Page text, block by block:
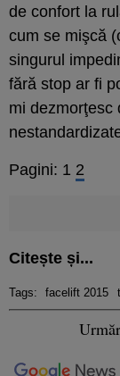
de confort la
cum se mişcă
singurul
fără stop ar fi
mi dezmorţesc
Pagini: 1 2
Citește și...
Tags: facelift 2015